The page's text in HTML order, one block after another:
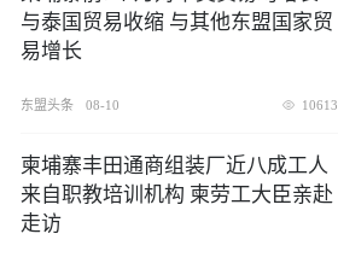
与泰国贸易收缩 与其他东盟国家贸
易增长
东盟头条 08-10 10613
柬埔寨丰田通商组装厂近八成工人
来自职教培训机构 柬劳工大臣亲赴
走访